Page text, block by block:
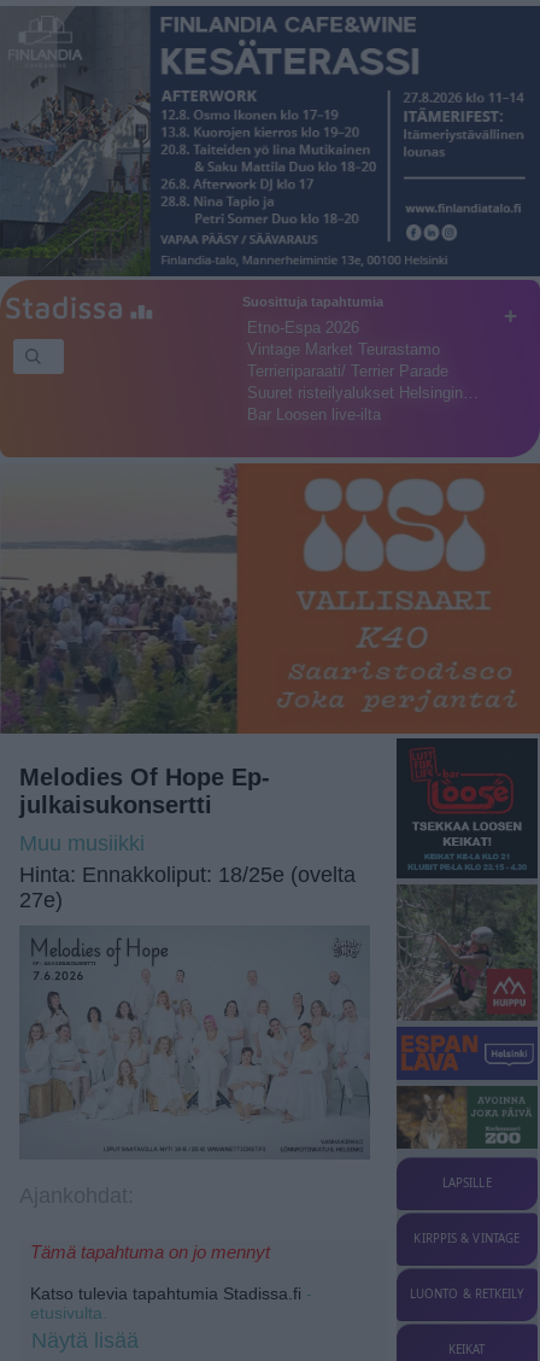
+
Suosittuja tapahtumia
Etno-Espa 2026
Vintage Market Teurastamo
Terrieriparaati/ Terrier Parade
Suuret risteilyalukset Helsingin…
Bar Loosen live-ilta
Melodies Of Hope Ep-
julkaisukonsertti
Muu musiikki
Hinta: Ennakkoliput: 18/25e (ovelta
27e)
Tämä tapahtuma on jo mennyt
Katso tulevia tapahtumia Stadissa.fi -
etusivulta.
Näytä lisää
LAPSILLE
KIRPPIS & VINTAGE
LUONTO & RETKEILY
KEIKAT